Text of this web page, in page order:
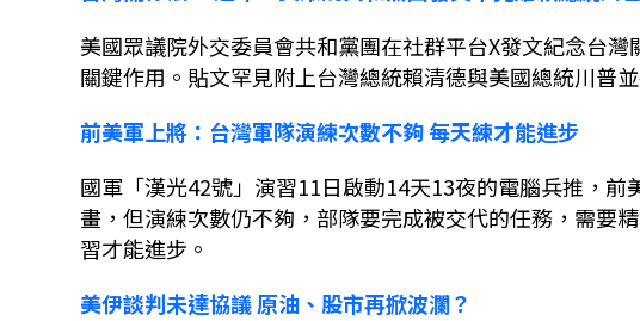
美國眾議院外交委員會共和黨團在社群平台X發文紀念台灣
關鍵作用。貼文罕見附上台灣總統賴清德與美國總統川普
前美軍上將：台灣軍隊演練次數不夠每天練才能進步
國軍「漢光42號」演習11日啟動14天13夜的電腦兵推，前
畫，但演練次數仍不夠，部隊要完成被交代的任務，需要
習才能進步。
美伊談判未達協議原油、股市再掀波瀾？